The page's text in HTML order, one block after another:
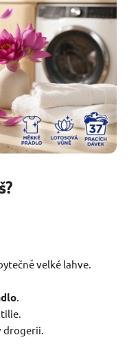
velké lahve.
.
drogerii.